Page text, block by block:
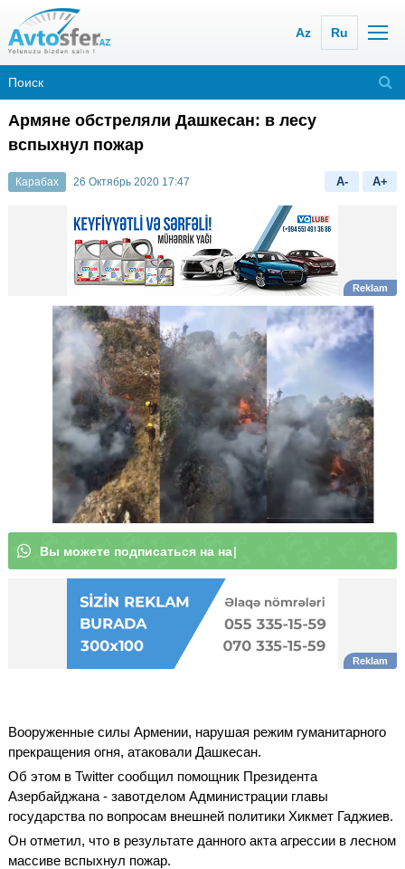
Az Ru
Армяне обстреляли Дашкесан: в лесу
вспыхнул пожар
Карабах 26 Октябрь 2020 17:47 A- A+
Вы может|
Вооруженные силы Армении, нарушая режим гуманитарного
прекращения огня, атаковали Дашкесан.
Об этом в Twitter сообщил помощник Президента
Азербайджана - завотделом Администрации главы
государства по вопросам внешней политики Хикмет Гаджиев.
Он отметил, что в результате данного акта агрессии в лесном
массиве вспыхнул пожар.